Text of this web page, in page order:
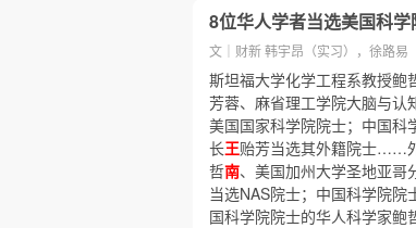
8位华人学者当选美国科学
文｜财新 韩宇昂（实习），徐路易
斯坦福大学化学工程系教授鲍
芳蓉、麻省理工学院大脑与认
美国国家科学院院士；中国科
长王贻芳当选其外籍院士……
哲南、美国加州大学圣地亚哥
当选NAS院士；中国科学院
国科学院院士的华人科学家鲍